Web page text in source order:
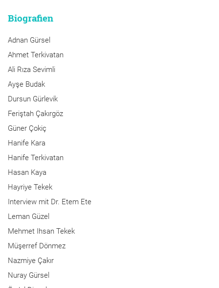
Biografien
Adnan Gürsel
Ahmet Terkivatan
Ali Rıza Sevimli
Ayşe Budak
Dursun Gürlevik
Feriştah Çakırgöz
Güner Çokiç
Hanife Kara
Hanife Terkivatan
Hasan Kaya
Hayriye Tekek
Interview mit Dr. Etem Ete
Leman Güzel
Mehmet Ihsan Tekek
Müşerref Dönmez
Nazmiye Çakır
Nuray Gürsel